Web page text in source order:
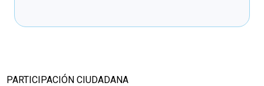
PARTICIPACIÓN CIUDADANA